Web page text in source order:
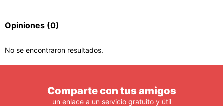
Opiniones (0)
No se encontraron resultados.
Comparte con tus amigos
un enlace a un servicio gratuito y útil